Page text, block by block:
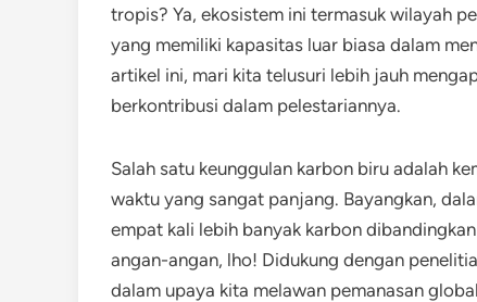
tropis? Ya, ekosistem ini termasuk wilayah
yang memiliki kapasitas luar biasa dalam
artikel ini, mari kita telusuri lebih jauh
berkontribusi dalam pelestariannya.
Salah satu keunggulan karbon biru adalah
waktu yang sangat panjang. Bayangkan,
empat kali lebih banyak karbon
angan-angan, lho! Didukung dengan
dalam upaya kita melawan pemanasan